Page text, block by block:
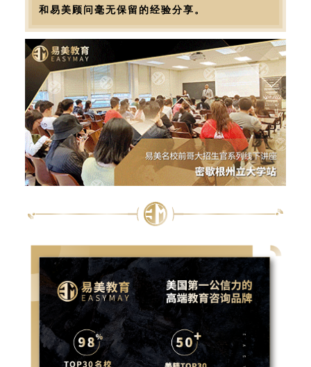
和易美顾问毫无保留的经验分享。